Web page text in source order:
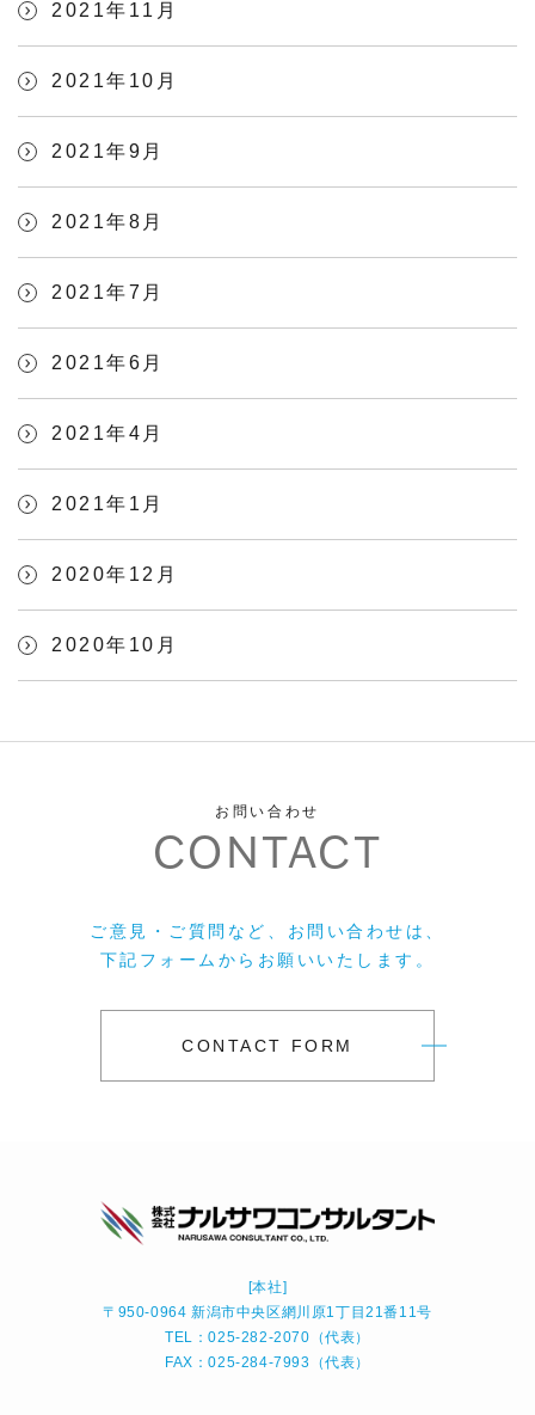
2021年11月
2021年10月
2021年9月
2021年8月
2021年7月
2021年6月
2021年4月
2021年1月
2020年12月
2020年10月
お問い合わせ
CONTACT
ご意見・ご質問など、お問い合わせは、
下記フォームからお願いいたします。
CONTACT FORM
[本社]
〒950-0964 新潟市中央区網川原1丁目21番11号
TEL：025-282-2070（代表）
FAX：025-284-7993（代表）